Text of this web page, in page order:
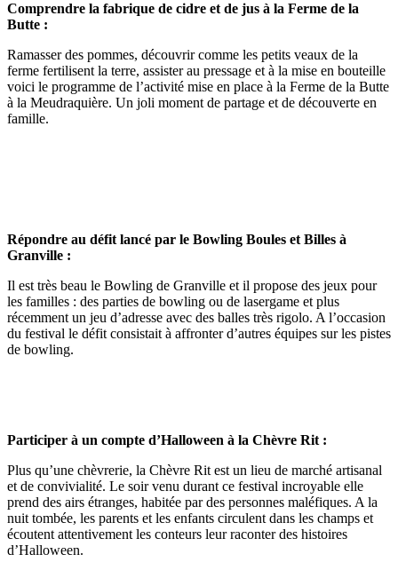
Comprendre la fabrique de cidre et de jus à la Ferme de la
Butte :
Ramasser des pommes, découvrir comme les petits veaux de la
ferme fertilisent la terre, assister au pressage et à la mise en bouteille
voici le programme de l’activité mise en place à la Ferme de la Butte
à la Meudraquière. Un joli moment de partage et de découverte en
famille.
Répondre au défit lancé par le Bowling Boules et Billes à
Granville :
Il est très beau le Bowling de Granville et il propose des jeux pour
les familles : des parties de bowling ou de lasergame et plus
récemment un jeu d’adresse avec des balles très rigolo. A l’occasion
du festival le défit consistait à affronter d’autres équipes sur les pistes
de bowling.
Participer à un compte d’Halloween à la Chèvre Rit :
Plus qu’une chèvrerie, la Chèvre Rit est un lieu de marché artisanal
et de convivialité. Le soir venu durant ce festival incroyable elle
prend des airs étranges, habitée par des personnes maléfiques. A la
nuit tombée, les parents et les enfants circulent dans les champs et
écoutent attentivement les conteurs leur raconter des histoires
d’Halloween.